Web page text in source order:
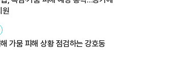
원
가뭄 피해 상황 점검하는 강호동